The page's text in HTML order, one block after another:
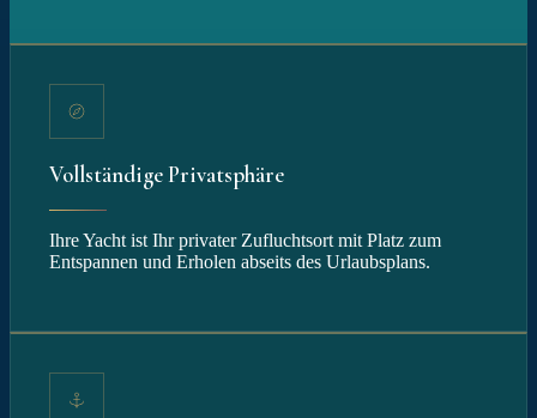
Vollständige Privatsphäre
Ihre Yacht ist Ihr privater Zufluchtsort mit Platz zum
Entspannen und Erholen abseits des Urlaubsplans.